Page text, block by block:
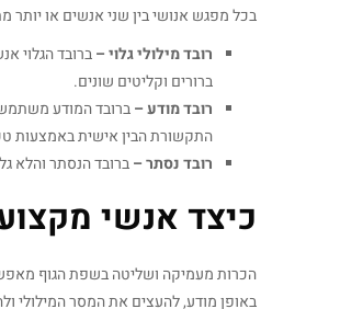
בכל מפגש אנושי בין שני אנשים או
רובד מילולי גלוי –ברובד הגלוי
ברורים וקליטים שונים.
רובד מודע –ברובד המודע
התקשורת הבין אישית באמצעות
רובד נסתר –ברובד הנסתר והלא
כיצד אנשי
הכרות מעמיקה ושליטה בשפת הגוף
באופן מודע, להעצים את המסר המילולי